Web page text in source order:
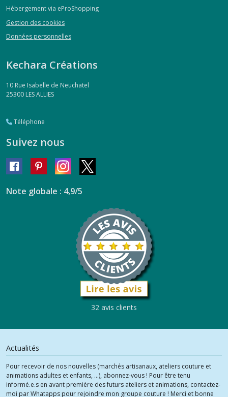
Hébergement via eProShopping
Gestion des cookies
Données personnelles
Kechara Créations
10 Rue Isabelle de Neuchatel
25300 LES ALLIES
Téléphone
Suivez nous
Note globale : 4,9/5
32 avis clients
Actualités
Pour recevoir de nos nouvelles (marchés artisanaux, ateliers couture et
animations adultes et enfants, ...), abonnez-vous ! Pour être tenu
informé.e.s en avant première des futurs ateliers et animations, contactez-
moi par Whatapps pour rejoindre mon groupe couture ! Merci et bonne